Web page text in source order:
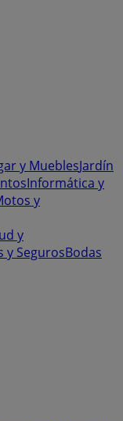
y MueblesJardín
Informática y
y
y
y SegurosBodas